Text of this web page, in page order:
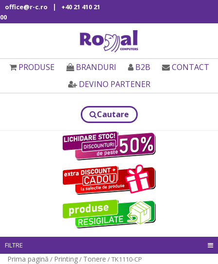
office@r-c.ro |
+40 21 410 21
00
PRODUSE BRANDURI B2B
CONTACT
DEVINO PARTENER
Cautare
FILTRE
Prima pagină / Printing/ Tonere / TK1110-CP